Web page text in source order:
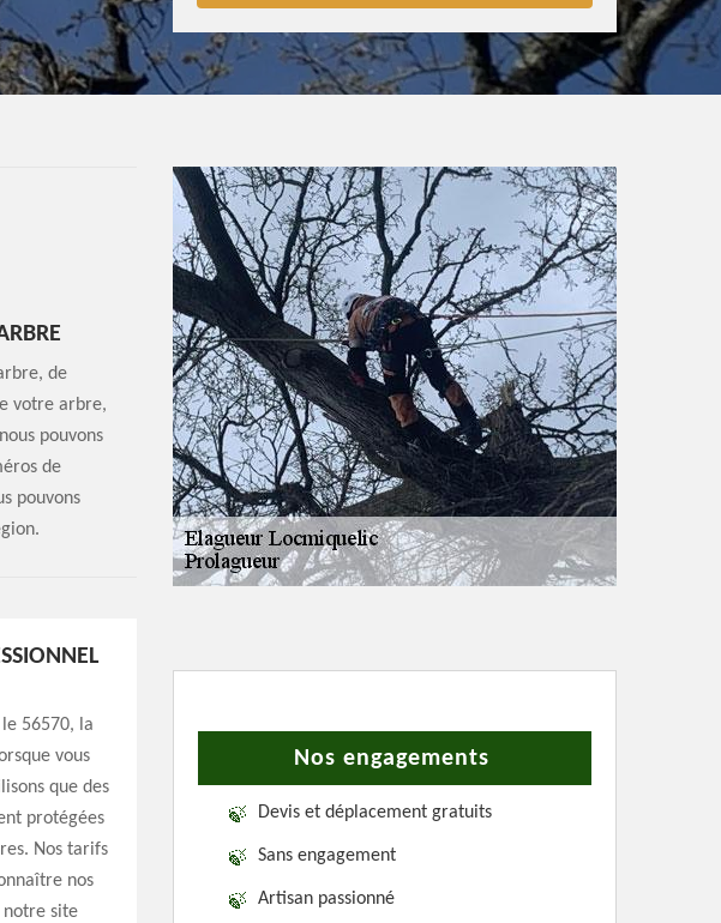
de
votre arbre,
pouvons
de
pouvons
56570, la
vous
que des
protégées
Nos tarifs
nos
notre site
Nos engagements
Devis et déplacement gratuits
Sans engagement
Artisan passionné